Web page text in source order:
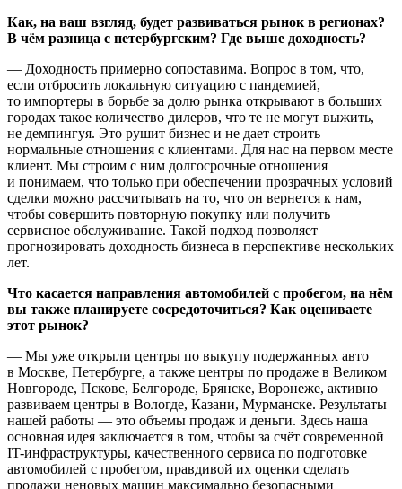
Как, на ваш взгляд, будет развиваться рынок в регионах?
В чём разница с петербургским? Где выше доходность?
— Доходность примерно сопоставима. Вопрос в том, что,
если отбросить локальную ситуацию с пандемией,
то импортеры в борьбе за долю рынка открывают в больших
городах такое количество дилеров, что те не могут выжить,
не демпингуя. Это рушит бизнес и не дает строить
нормальные отношения с клиентами. Для нас на первом месте
клиент. Мы строим с ним долгосрочные отношения
и понимаем, что только при обеспечении прозрачных условий
сделки можно рассчитывать на то, что он вернется к нам,
чтобы совершить повторную покупку или получить
сервисное обслуживание. Такой подход позволяет
прогнозировать доходность бизнеса в перспективе нескольких
лет.
Что касается направления автомобилей с пробегом, на нём
вы также планируете сосредоточиться? Как оцениваете
этот рынок?
— Мы уже открыли центры по выкупу подержанных авто
в Москве, Петербурге, а также центры по продаже в Великом
Новгороде, Пскове, Белгороде, Брянске, Воронеже, активно
развиваем центры в Вологде, Казани, Мурманске. Результаты
нашей работы — это объемы продаж и деньги. Здесь наша
основная идея заключается в том, чтобы за счёт современной
IT-инфраструктуры, качественного сервиса по подготовке
автомобилей с пробегом, правдивой их оценки сделать
продажи неновых машин максимально безопасными